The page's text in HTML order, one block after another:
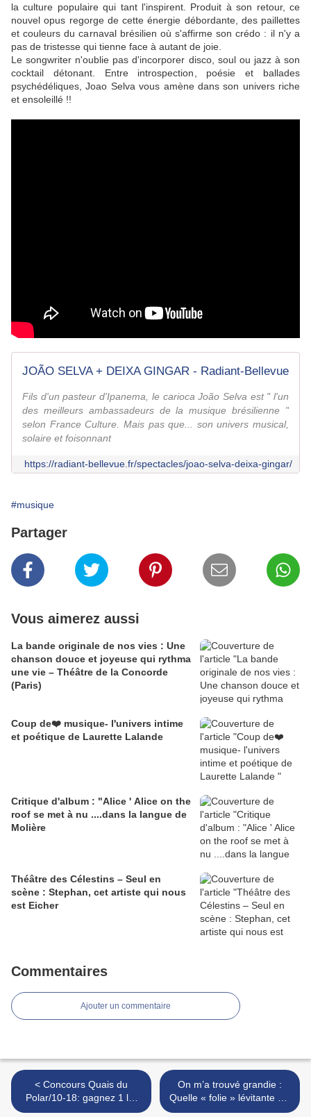
la culture populaire qui tant l'inspirent. Produit à son retour, ce
nouvel opus regorge de cette énergie débordante, des paillettes
et couleurs du carnaval brésilien où s'affirme son crédo : il n'y a
pas de tristesse qui tienne face à autant de joie.
Le songwriter n'oublie pas d'incorporer disco, soul ou jazz à son
cocktail détonant. Entre introspection, poésie et ballades
psychédéliques, Joao Selva vous amène dans son univers riche
et ensoleillé !!
JOÃO SELVA + DEIXA GINGAR - Radiant-Bellevue
Fils d'un pasteur d'Ipanema, le carioca João Selva est " l'un
des meilleurs ambassadeurs de la musique brésilienne "
selon France Culture. Mais pas que... son univers musical,
solaire et foisonnant
https://radiant-bellevue.fr/spectacles/joao-selva-deixa-gingar/
#musique
Partager
Vous aimerez aussi
La bande originale de nos vies : Une
chanson douce et joyeuse qui rythma
une vie – Théâtre de la Concorde
(Paris)
Coup de❤️ musique- l'univers intime
et poétique de Laurette Lalande
Critique d'album : "Alice ' Alice on the
roof se met à nu ....dans la langue de
Molière
Théâtre des Célestins – Seul en
scène : Stephan, cet artiste qui nous
est Eicher
Commentaires
Ajouter un commentaire
< Concours Quais du
Polar/10-18: gagnez 1 lot
de 2 livres de la collection
On m’a trouvé grandie :
Quelle « folie » lévitante est
enfermée à la Pitié